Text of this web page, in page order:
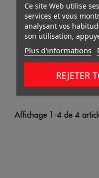
Affichage 1-4 de 4
Ce site Web utilise
services et vous
analysant vos
son utilisation,
Plus d'informations
REJETER